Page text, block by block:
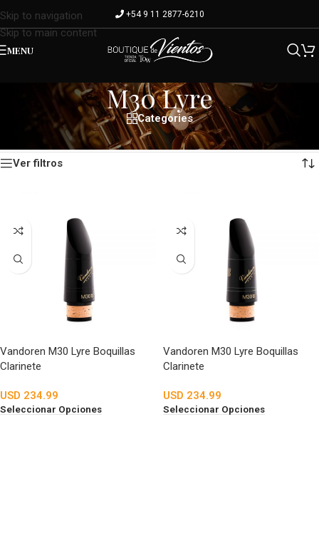
Skip to navigation
Skip to main content
+54 9 11 2877-6210
MENU
M30 Lyre
Categories
Modelo del producto /M30 Lyre Mostrando los 2 resultados
Ver filtros
Vandoren M30 Lyre Boquillas
Clarinete
USD 234.99
Seleccionar Opciones
Vandoren M30 Lyre Boquillas
Clarinete
USD 234.99
Seleccionar Opciones